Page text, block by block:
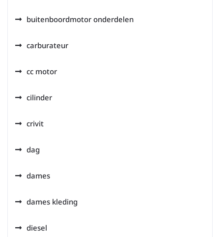
buitenboordmotor onderdelen
carburateur
cc motor
cilinder
crivit
dag
dames
dames kleding
diesel